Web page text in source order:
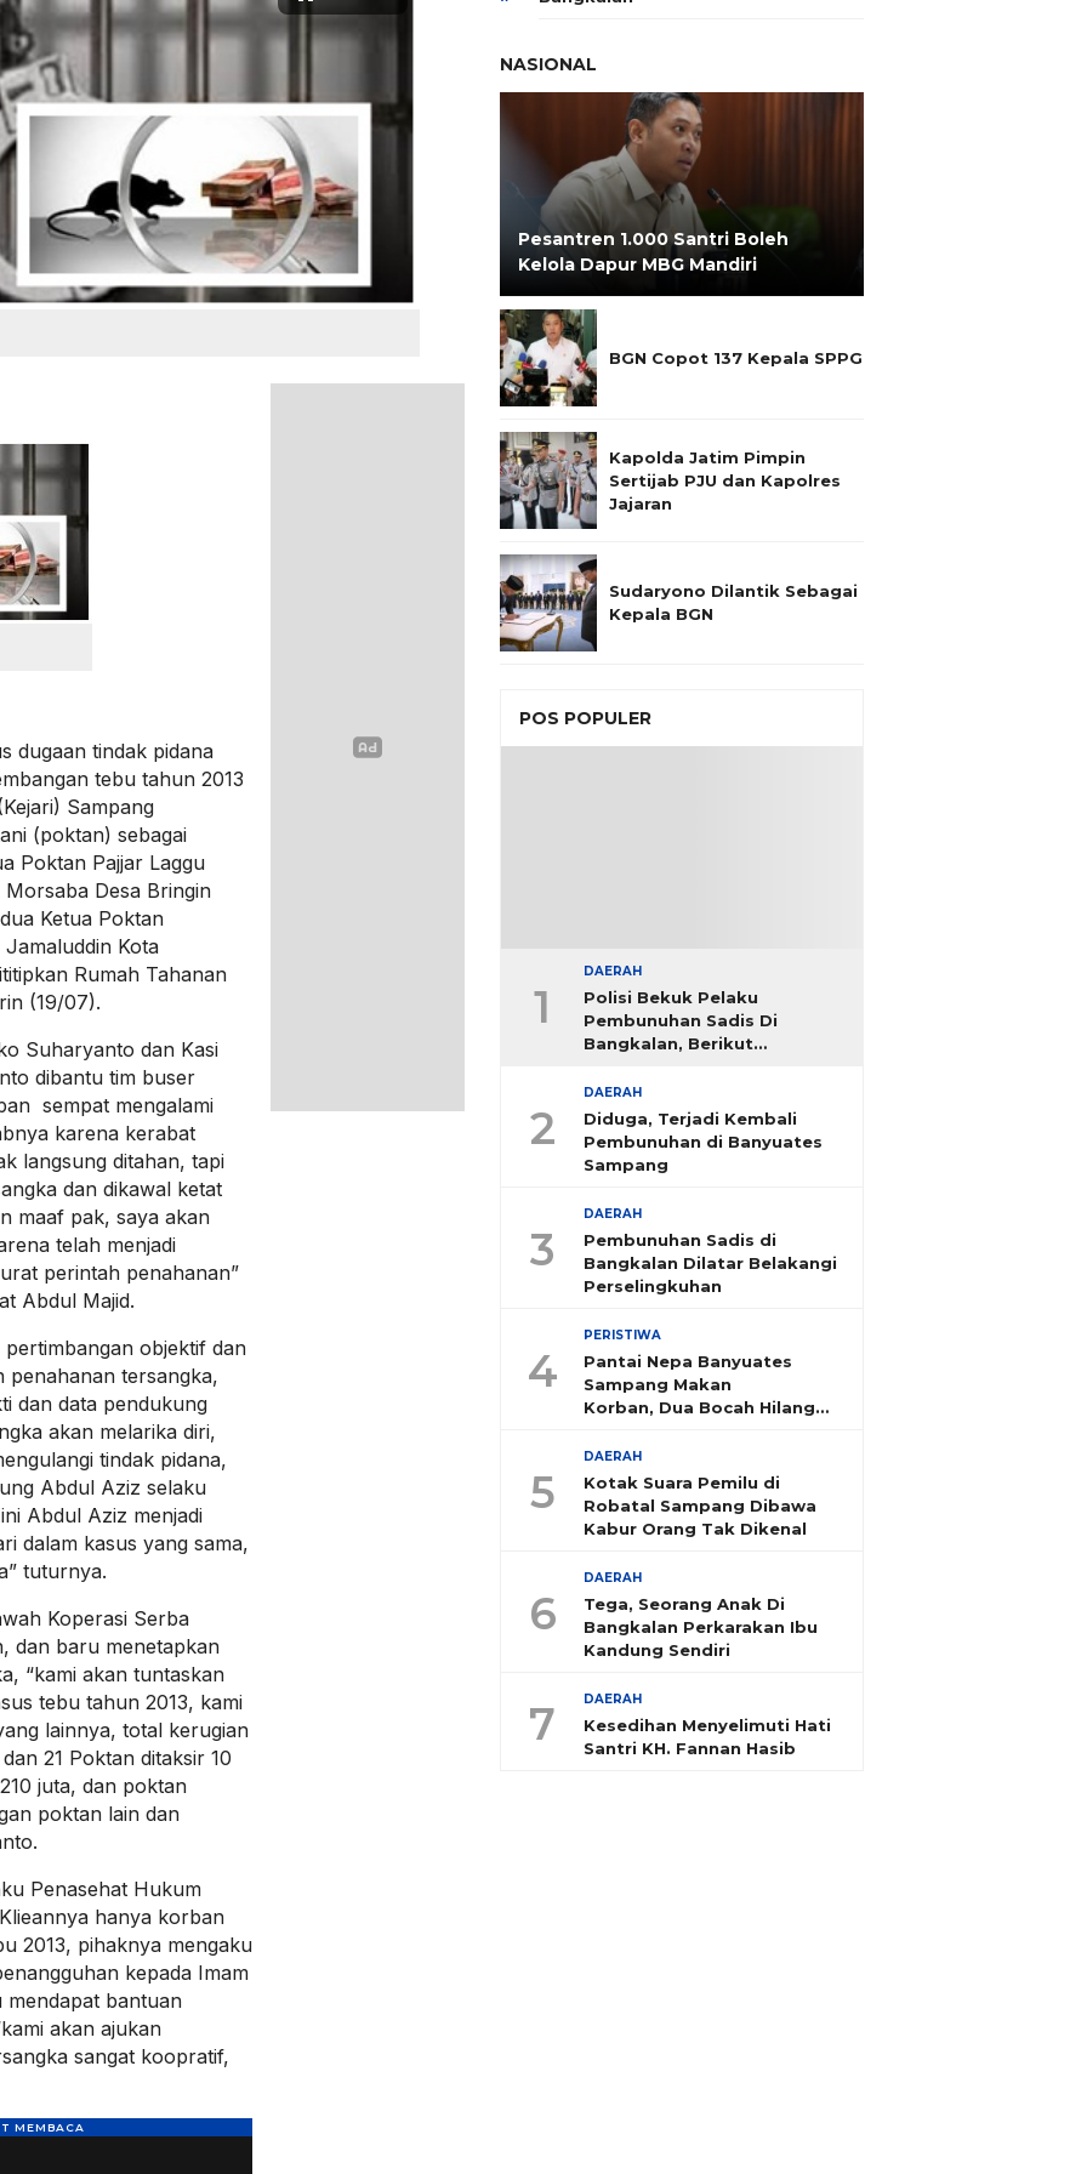
dugaan tindak pidana
tebu tahun 2013
Sampang
(poktan) sebagai
Poktan Pajjar Laggu
Desa Bringin
Ketua Poktan
Kota
Rumah Tahanan
(19/07).
Suharyanto dan Kasi
dibantu tim buser
sempat mengalami
karena kerabat
langsung ditahan, tapi
dan dikawal ketat
maaf pak, saya akan
telah menjadi
perintah penahanan”
Abdul Majid.
objektif dan
penahanan tersangka,
dan data pendukung
akan melarika diri,
tindak pidana,
Abdul Aziz selaku
Abdul Aziz menjadi
dalam kasus yang sama,
tuturnya.
Koperasi Serba
dan baru menetapkan
“kami akan tuntaskan
tebu tahun 2013, kami
lainnya, total kerugian
21 Poktan ditaksir 10
juta, dan poktan
poktan lain dan
Penasehat Hukum
hanya korban
2013, pihaknya mengaku
kepada Imam
mendapat bantuan
akan ajukan
sangat koopratif,
NASIONAL
Pesantren 1.000 Santri Boleh
Kelola Dapur MBG Mandiri
BGN Copot 137 Kepala SPPG
Kapolda Jatim Pimpin
Sertijab PJU dan Kapolres
Jajaran
Sudaryono Dilantik Sebagai
Kepala BGN
POS POPULER
1
DAERAH
Polisi Bekuk Pelaku
Pembunuhan Sadis Di
Bangkalan, Berikut
2
DAERAH
Diduga, Terjadi Kembali
Pembunuhan di Banyuates
Sampang
3
DAERAH
Pembunuhan Sadis di
Bangkalan Dilatar Belakangi
Perselingkuhan
4
PERISTIWA
Pantai Nepa Banyuates
Sampang Makan
Korban, Dua Bocah Hilang
5
DAERAH
Kotak Suara Pemilu di
Robatal Sampang Dibawa
Kabur Orang Tak Dikenal
6
DAERAH
Tega, Seorang Anak Di
Bangkalan Perkarakan Ibu
Kandung Sendiri
7 DAERAH
Kesedihan Menyelimuti Hati
Santri KH. Fannan Hasib